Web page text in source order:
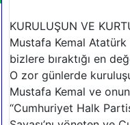
KURULUŞUN VE
Mustafa Kemal
bizlere bıraktığı en
O zor günlerde
Mustafa Kemal ve
“Cumhuriyet Halk